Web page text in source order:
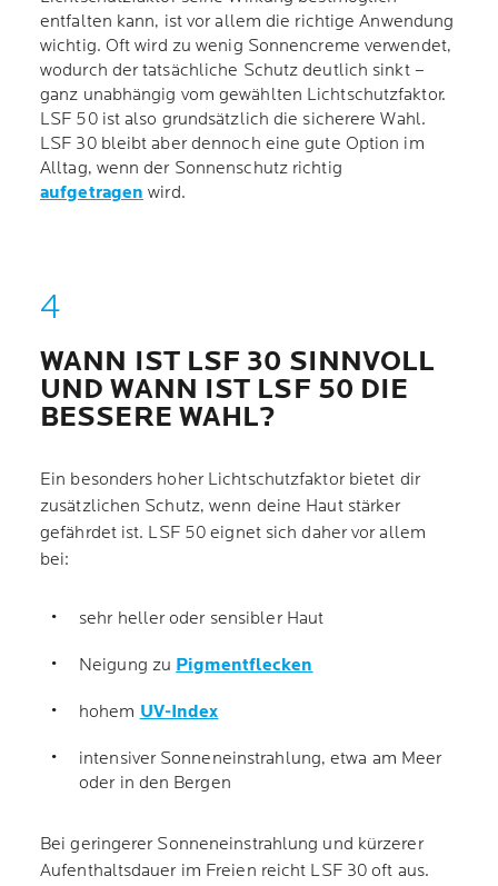
entfalten kann, ist vor allem die richtige Anwendung
wichtig. Oft wird zu wenig Sonnencreme verwendet,
wodurch der tatsächliche Schutz deutlich sinkt –
ganz unabhängig vom gewählten Lichtschutzfaktor.
LSF 50 ist also grundsätzlich die sicherere Wahl.
LSF 30 bleibt aber dennoch eine gute Option im
Alltag, wenn der Sonnenschutz richtig
aufgetragen wird.
WANN IST LSF 30 SINNVOLL
UND WANN IST LSF 50 DIE
BESSERE WAHL?
Ein besonders hoher Lichtschutzfaktor bietet dir
zusätzlichen Schutz, wenn deine Haut stärker
gefährdet ist. LSF 50 eignet sich daher vor allem
bei:
sehr heller oder sensibler Haut
Neigung zu Pigmentflecken
hohem UV-Index
intensiver Sonneneinstrahlung, etwa am Meer
oder in den Bergen
Bei geringerer Sonneneinstrahlung und kürzerer
Aufenthaltsdauer im Freien reicht LSF 30 oft aus.